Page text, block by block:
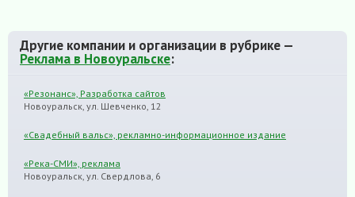
Другие компании и организации в рубрике —
Реклама в Новоуральске:
«Резонанс», Разработка сайтов
Новоуральск, ул. Шевченко, 12
«Свадебный вальс», рекламно-информационное издание
«Река-СМИ», реклама
Новоуральск, ул. Свердлова, 6